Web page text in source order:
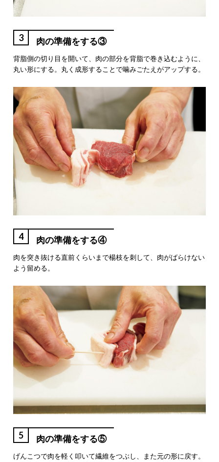
3 肉の準備をする③
背脂側の切り目を開いて、肉の部分を背脂で巻き込むように、
丸い形にする。丸く成形することで噛みごたえがアップする。
4 肉の準備をする④
肉を突き抜ける直前くらいまで楊枝を刺して、肉がばらけない
よう留める。
5 肉の準備をする⑤
げんこつで肉を軽く叩いて繊維をつぶし、また元の形に戻す。